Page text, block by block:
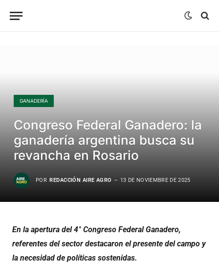
GANADERÍA
Congreso Federal Ganadero: la
ganadería argentina busca su
revancha en Rosario
POR REDACCIÓN AIRE AGRO 13 DE NOVIEMBRE DE 2025
En la apertura del 4° Congreso Federal Ganadero,
referentes del sector destacaron el presente del campo y
la necesidad de políticas sostenidas.